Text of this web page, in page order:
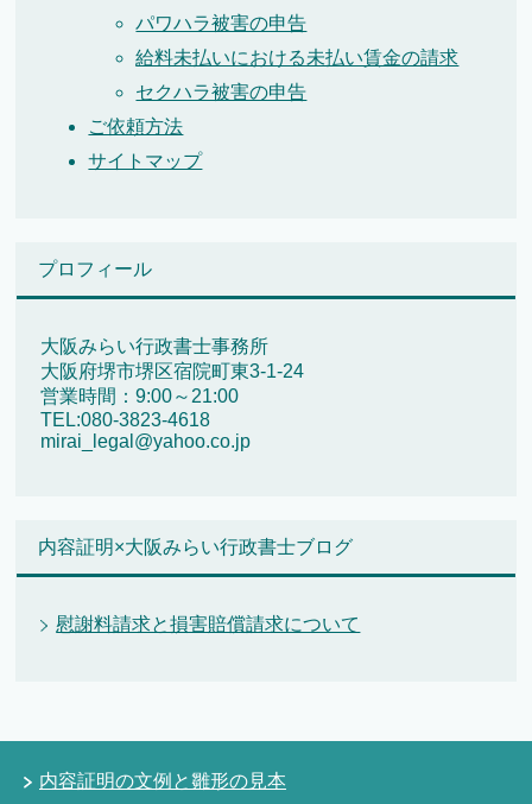
パワハラ被害の申告
給料未払いにおける未払い賃金の請求
セクハラ被害の申告
ご依頼方法
サイトマップ
プロフィール
大阪みらい行政書士事務所
大阪府堺市堺区宿院町東3-1-24
営業時間：9:00～21:00
TEL:080-3823-4618
mirai_legal@yahoo.co.jp
内容証明×大阪みらい行政書士ブログ
慰謝料請求と損害賠償請求について
内容証明の文例と雛形の見本